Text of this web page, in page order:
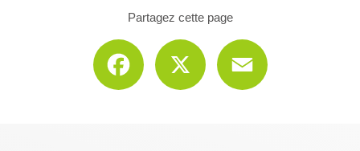
Partagez cette page
Facebook